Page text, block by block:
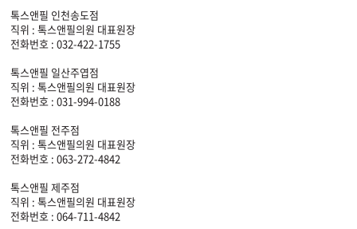
톡스앤필 인천송도점
직위 : 톡스앤필의원 대표원장
전화번호 : 032-422-1755
톡스앤필 일산주엽점
직위 : 톡스앤필의원 대표원장
전화번호 : 031-994-0188
톡스앤필 전주점
직위 : 톡스앤필의원 대표원장
전화번호 : 063-272-4842
톡스앤필 제주점
직위 : 톡스앤필의원 대표원장
전화번호 : 064-711-4842